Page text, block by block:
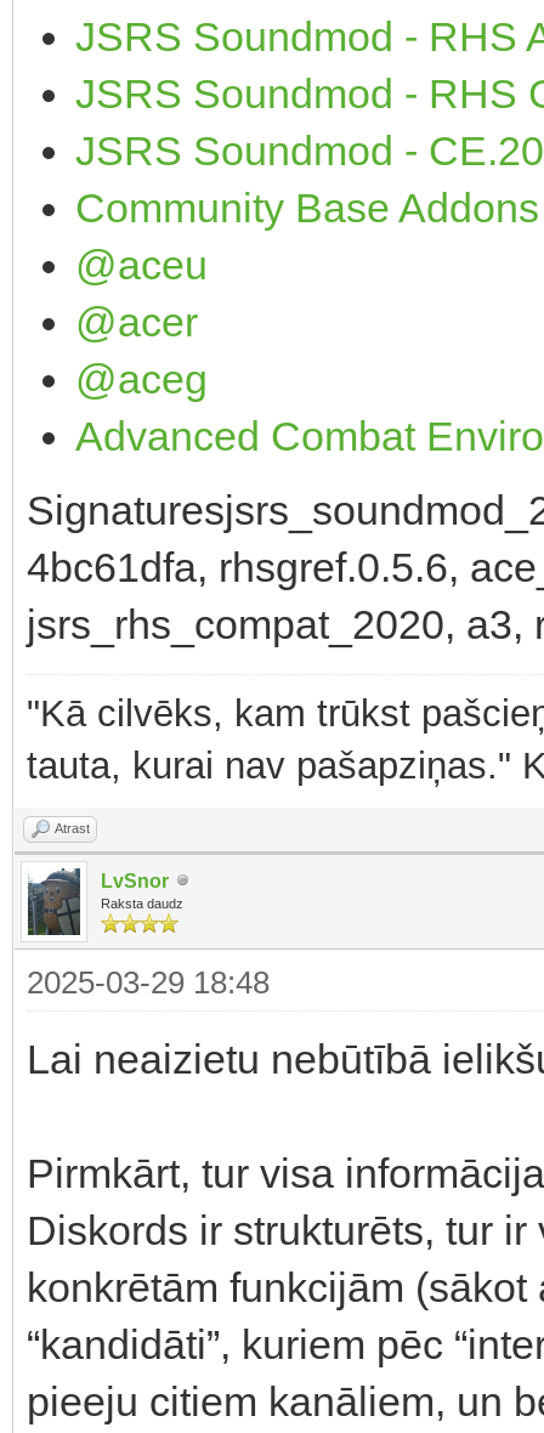
JSRS Soundmod - RHS
JSRS Soundmod - RHS
JSRS Soundmod -
Community Base
@aceu
@acer
@aceg
Advanced Combat
4bc61dfa, rhsgref.0.5.6,
jsrs_rhs_compat_2020, a3,
"Kā cilvēks, kam trūkst
tauta, kurai nav pašapziņas."
Atrast
LvSnor
Raksta daudz
2025-03-29 18:48
Lai neaizietu nebūtībā
Pirmkārt, tur visa
Diskords ir strukturēts, tur
konkrētām funkcijām
“kandidāti”, kuriem pēc
pieeju citiem kanāliem, un